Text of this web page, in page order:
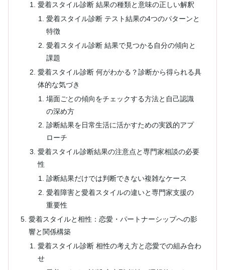
愛着スタイル診断 結果の種類と意味の正しい解釈
愛着スタイル診断 テスト結果の4つのパターンと
特徴
愛着スタイル診断 結果で見つかる自分の傾向と
課題
愛着スタイル診断 何がわかる？診断から得られる具
体的な気づき
場面ごとの傾向をチェックする方法と自己認識
の深め方
診断結果を日常生活に活かすための実践的アプ
ローチ
愛着スタイル診断結果の注意点と専門家相談の必要
性
診断結果だけでは判断できない複雑なケース
愛着障害と愛着スタイルの違いと専門家支援の
重要性
愛着スタイルと相性：恋愛・パートナーシップへの影
響と関係構築
愛着スタイル診断 相性の考え方と恋愛での組み合わ
せ